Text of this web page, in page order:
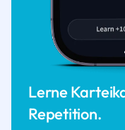
Lerne
Repetition.